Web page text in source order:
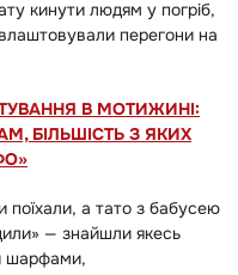
кинути людям у погріб,
перегони на
В МОТИЖИНІ:
БІЛЬШІСТЬ З ЯКИХ
а тато з бабусею
— знайшли якесь
шарфами,